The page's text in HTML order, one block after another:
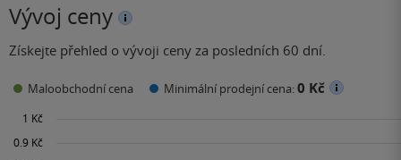
Vývoj ceny
Získejte přehled o vývoji ceny za posledních 60 dní.
Maloobchodní cena Minimální prodejní cena:0 Kč